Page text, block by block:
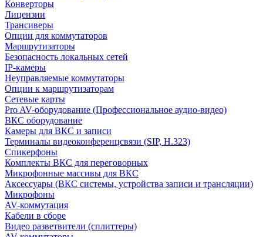
Конверторы
Лицензии
Трансиверы
Опции для коммутаторов
Маршрутизаторы
Безопасность локальных сетей
IP-камеры
Неуправляемые коммутаторы
Опции к маршрутизаторам
Сетевые карты
Pro AV-оборудование (Профессиональное аудио-видео)
ВКС оборудование
Камеры для ВКС и записи
Терминалы видеоконференцсвязи (SIP, H.323)
Спикерфоны
Комплекты ВКС для переговорных
Микрофонные массивы для ВКС
Аксессуары (ВКС системы, устройства записи и трансляции)
Микрофоны
AV-коммутация
Кабели в сборе
Видео разветвители (сплиттеры)